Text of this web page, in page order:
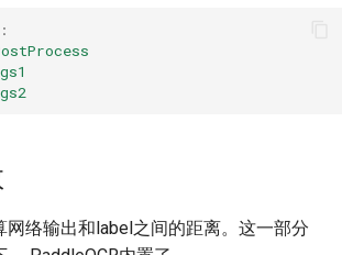
:
网络输出和label之间的距离。这一部分